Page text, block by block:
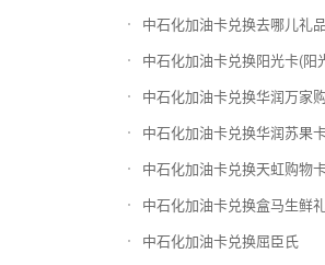
中石化加油卡兑换去哪儿礼
中石化加油卡兑换阳光卡(阳
中石化加油卡兑换华润万家
中石化加油卡兑换天虹购物
中石化加油卡兑换盒马生鲜
中石化加油卡兑换屈臣氏